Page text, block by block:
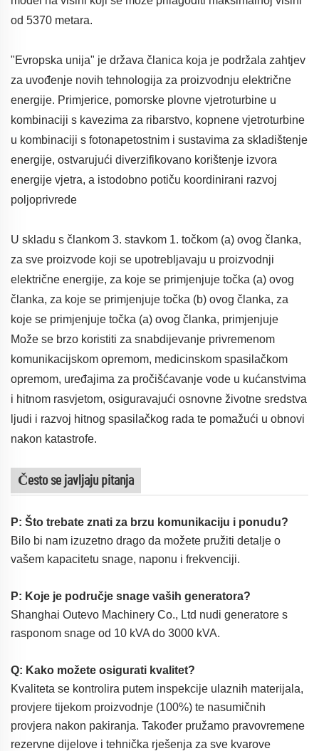
od 5370 metara.
"Evropska unija" je država članica koja je podržala zahtjev
za uvođenje novih tehnologija za proizvodnju električne
energije. Primjerice, pomorske plovne vjetroturbine u
kombinaciji s kavezima za ribarstvo, kopnene vjetroturbine
u kombinaciji s fotonapetostnim i sustavima za skladištenje
energije, ostvarujući diverzifikovano korištenje izvora
energije vjetra, a istodobno potiču koordinirani razvoj
poljoprivrede
U skladu s člankom 3. stavkom 1. točkom (a) ovog članka,
za sve proizvode koji se upotrebljavaju u proizvodnji
električne energije, za koje se primjenjuje točka (a) ovog
članka, za koje se primjenjuje točka (b) ovog članka, za
koje se primjenjuje točka (a) ovog članka, primjenjuje
Može se brzo koristiti za snabdijevanje privremenom
komunikacijskom opremom, medicinskom spasilačkom
opremom, uređajima za pročišćavanje vode u kućanstvima
i hitnom rasvjetom, osiguravajući osnovne životne sredstva
ljudi i razvoj hitnog spasilačkog rada te pomažući u obnovi
nakon katastrofe.
Često se javljaju pitanja
P: Što trebate znati za brzu komunikaciju i ponudu?
Bilo bi nam izuzetno drago da možete pružiti detalje o
vašem kapacitetu snage, naponu i frekvenciji.
P: Koje je područje snage vaših generatora?
Shanghai Outevo Machinery Co., Ltd nudi generatore s
rasponom snage od 10 kVA do 3000 kVA.
Q: Kako možete osigurati kvalitet?
Kvaliteta se kontrolira putem inspekcije ulaznih materijala,
provjere tijekom proizvodnje (100%) te nasumičnih
provjera nakon pakiranja. Također pružamo pravovremene
rezervne dijelove i tehnička rješenja za sve kvarove